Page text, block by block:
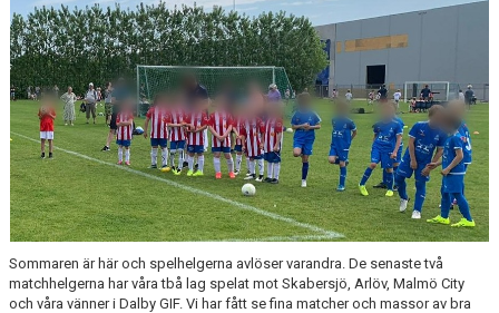
Sommaren är här och spelhelgerna avlöser varandra. De senaste två
matchhelgerna har våra tbå lag spelat mot Skabersjö, Arlöv, Malmö City
och våra vänner i Dalby GIF. Vi har fått se fina matcher och massor av bra